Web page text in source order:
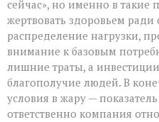
сейчас», но именно в
жертвовать здоровьем ради
распределение нагрузки,
внимание к базовым
лишние траты, а
благополучие людей. В
условия в жару —
ответственно компания